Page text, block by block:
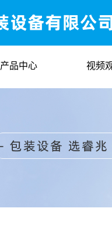
产品中心 视频